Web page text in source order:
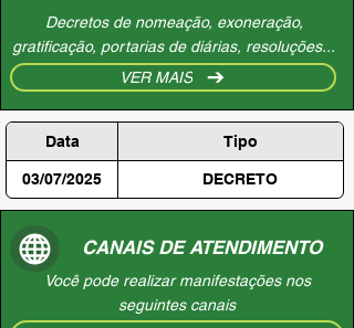
Decretos de nomeação, exoneração,
gratificação, portarias de diárias, resoluções...
VER MAIS
Data Tipo
03/07/2025 DECRETO
CANAIS DE ATENDIMENTO
Você pode realizar manifestações nos
seguintes canais